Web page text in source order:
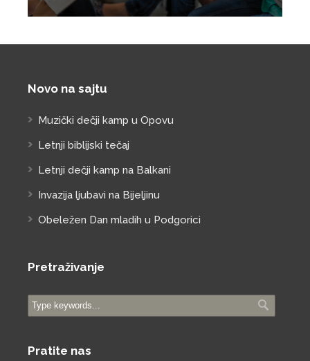
Novo na sajtu
Muzički dečji kamp u Opovu
Letnji biblijski tečaj
Letnji dečji kamp na Balkani
Invazija ljubavi na Bijeljinu
Obeležen Dan mladih u Podgorici
Pretraživanje
Pratite nas